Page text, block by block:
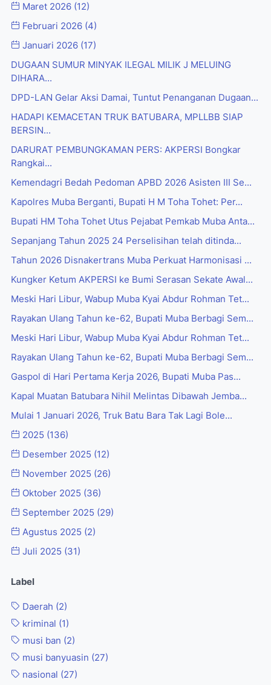
Maret 2026 (12)
Februari 2026 (4)
Januari 2026 (17)
DUGAAN SUMUR MINYAK ILEGAL MILIK J MELUING
DIHARA...
DPD-LAN Gelar Aksi Damai, Tuntut Penanganan Dugaan...
HADAPI KEMACETAN TRUK BATUBARA, MPLLBB SIAP
BERSIN...
DARURAT PEMBUNGKAMAN PERS: AKPERSI Bongkar
Rangkai...
Kemendagri Bedah Pedoman APBD 2026 Asisten III Se...
Kapolres Muba Berganti, Bupati H M Toha Tohet: Per...
Bupati HM Toha Tohet Utus Pejabat Pemkab Muba Anta...
Sepanjang Tahun 2025 24 Perselisihan telah ditinda...
Tahun 2026 Disnakertrans Muba Perkuat Harmonisasi ...
Kungker Ketum AKPERSI ke Bumi Serasan Sekate Awal...
Meski Hari Libur, Wabup Muba Kyai Abdur Rohman Tet...
Rayakan Ulang Tahun ke-62, Bupati Muba Berbagi Sem...
Meski Hari Libur, Wabup Muba Kyai Abdur Rohman Tet...
Rayakan Ulang Tahun ke-62, Bupati Muba Berbagi Sem...
Gaspol di Hari Pertama Kerja 2026, Bupati Muba Pas...
Kapal Muatan Batubara Nihil Melintas Dibawah Jemba...
Mulai 1 Januari 2026, Truk Batu Bara Tak Lagi Bole...
2025 (136)
Desember 2025 (12)
November 2025 (26)
Oktober 2025 (36)
September 2025 (29)
Agustus 2025 (2)
Juli 2025 (31)
Label
Daerah (2)
kriminal (1)
musi ban (2)
musi banyuasin (27)
nasional (27)